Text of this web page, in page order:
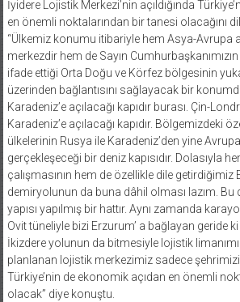
İyidere Lojistik Merkezi’nin açıldığında
en önemli noktalarından bir tanesi olacağını
“Ülkemiz konumu itibariyle hem Asya-Avrupa
merkezdir hem de Sayın
ifade ettiği Orta Doğu ve Körfez bölgesinin
üzerinden bağlantısını sağlayacak bir
Karadeniz’e açılacağı kapıdır burası. Çin-
Karadeniz’e açılacağı kapıdır. Bölgemizdeki
ülkelerinin Rusya ile Karadeniz’den yine
gerçekleşeceği bir deniz kapısıdır. Dolasıyla
çalışmasının hem de özellikle dile getirdiğimiz
demiryolunun da buna dâhil olması lazım. Bu
yapısı yapılmış bir hattır. Aynı zamanda
Ovit tüneliyle bizi Erzurum’ a bağlayan geride
İkizdere yolunun da bitmesiyle lojistik
planlanan lojistik merkezimiz sadece
Türkiye’nin de ekonomik açıdan en önemli
olacak” diye konuştu.